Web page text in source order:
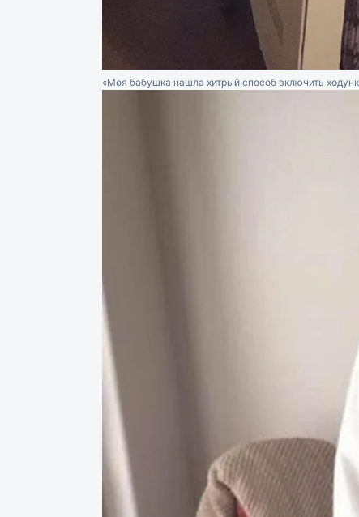
«Моя бабушка нашла хитрый способ включить